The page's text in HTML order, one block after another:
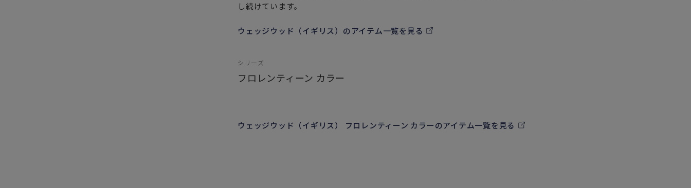
し続けています。
ウェッジウッド（イギリス）のアイテム一覧を見る
シリーズ
フロレンティーン カラー
ウェッジウッド（イギリス） フロレンティーン カラーのアイテム一覧を見る